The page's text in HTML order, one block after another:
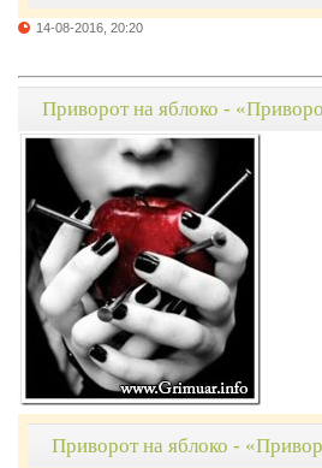
14-08-2016, 20:20
Приворот на яблоко -
Приворот на яблоко -